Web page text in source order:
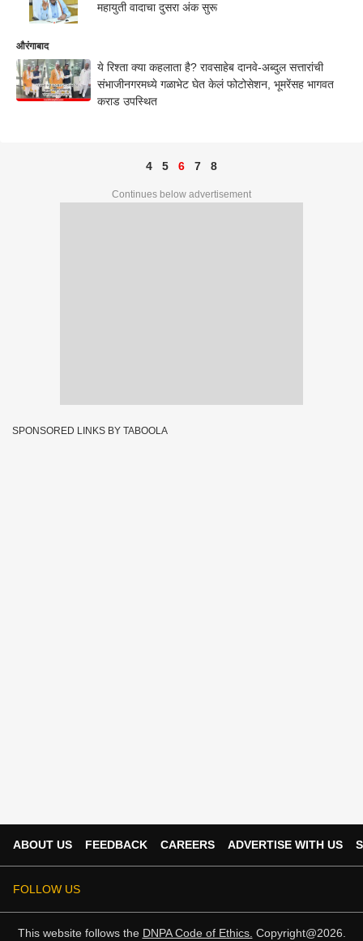
महायुती वादाचा दुसरा अंक सुरू
औरंगाबाद
ये रिश्ता क्या कहलाता है? रावसाहेब दानवे-अब्दुल सत्तारांची
संभाजीनगरमध्ये गळाभेट घेत केलं फोटोसेशन, भूमरेंसह भागवत
कराड उपस्थित
4 5 6 7 8
Continues below advertisement
SPONSORED LINKS BY TABOOLA
ABOUT US FEEDBACK CAREERS ADVERTISE WITH US
FOLLOW US
This website follows the DNPA Code of Ethics. Copyright@2026.